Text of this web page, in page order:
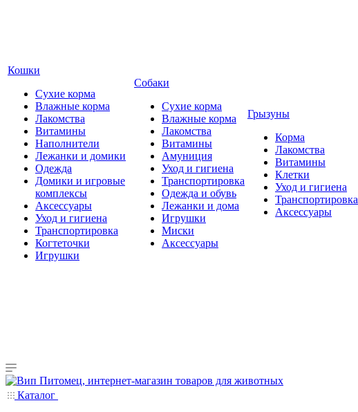
Кошки
Сухие корма
Влажные корма
Лакомства
Витамины
Наполнители
Лежанки и домики
Одежда
Домики и игровые
комплексы
Аксессуары
Уход и гигиена
Транспортировка
Когтеточки
Игрушки
Собаки
Сухие корма
Влажные корма
Лакомства
Витамины
Амуниция
Уход и гигиена
Транспортировка
Одежда и обувь
Лежанки и дома
Игрушки
Миски
Аксессуары
Грызуны
Корма
Лакомства
Витамины
Клетки
Уход и гигиена
Транспортировка
Аксессуары
Каталог